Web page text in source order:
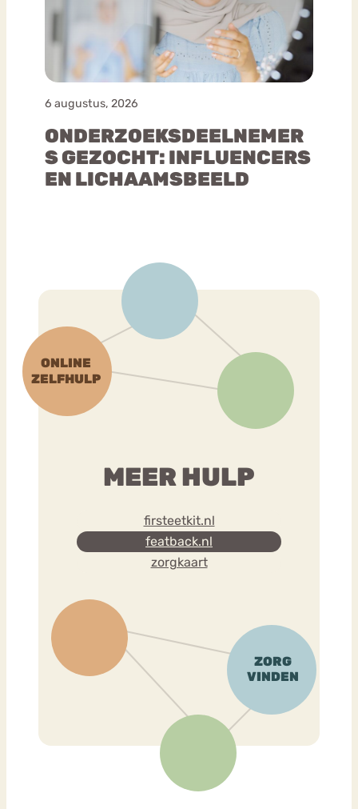
6 augustus, 2026
ONDERZOEKSDEELNEMER
S GEZOCHT: INFLUENCERS
EN LICHAAMSBEELD
MEER HULP
firsteetkit.nl
featback.nl
zorgkaart